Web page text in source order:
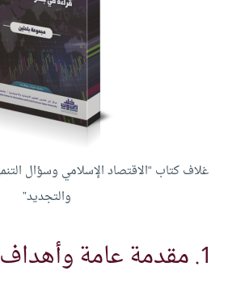
غلاف كتاب “الاقتصاد الإسلامي وسؤال
والتجديد”
1. مقدمة عامة وأهداف الكتاب